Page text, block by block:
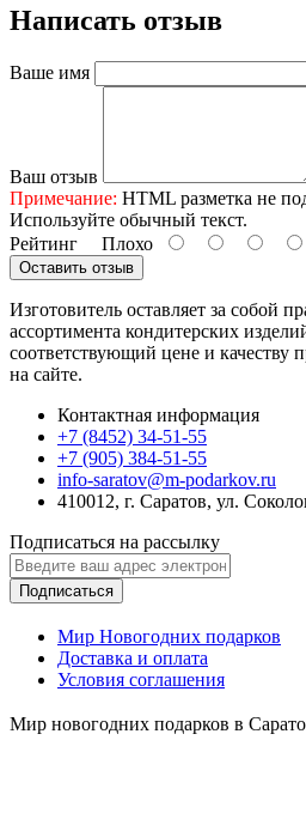
Написать отзыв
Ваше имя
Ваш отзыв
Примечание: HTML разметка не
Используйте обычный текст.
Рейтинг Плохо
Оставить отзыв
Изготовитель оставляет за собой
ассортимента кондитерских
соответствующий цене и качеству
на сайте.
Контактная информация
+7 (8452) 34-51-55
+7 (905) 384-51-55
info-saratov@m-podarkov.ru
410012, г. Саратов, ул.
Подписаться на рассылку
Подписаться
Мир Новогодних подарков
Доставка и оплата
Условия соглашения
Мир новогодних подарков в